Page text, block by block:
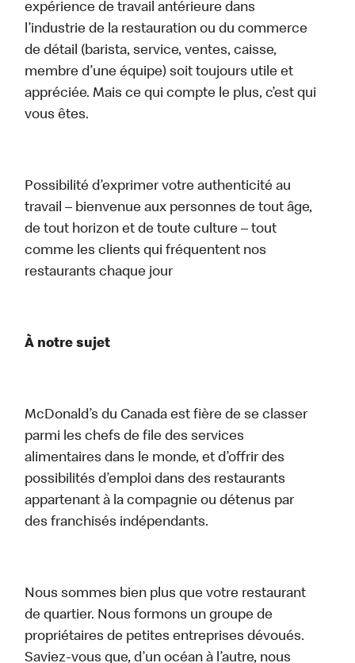
expérience de travail antérieure dans
l’industrie de la restauration ou du commerce
de détail (barista, service, ventes, caisse,
membre d’une équipe) soit toujours utile et
appréciée. Mais ce qui compte le plus, c’est qui
vous êtes.
Possibilité d’exprimer votre authenticité au
travail – bienvenue aux personnes de tout âge,
de tout horizon et de toute culture – tout
comme les clients qui fréquentent nos
restaurants chaque jour
À notre sujet
McDonald’s du Canada est fière de se classer
parmi les chefs de file des services
alimentaires dans le monde, et d’offrir des
possibilités d’emploi dans des restaurants
appartenant à la compagnie ou détenus par
des franchisés indépendants.
Nous sommes bien plus que votre restaurant
de quartier. Nous formons un groupe de
propriétaires de petites entreprises dévoués.
Saviez-vous que, d’un océan à l’autre, nous